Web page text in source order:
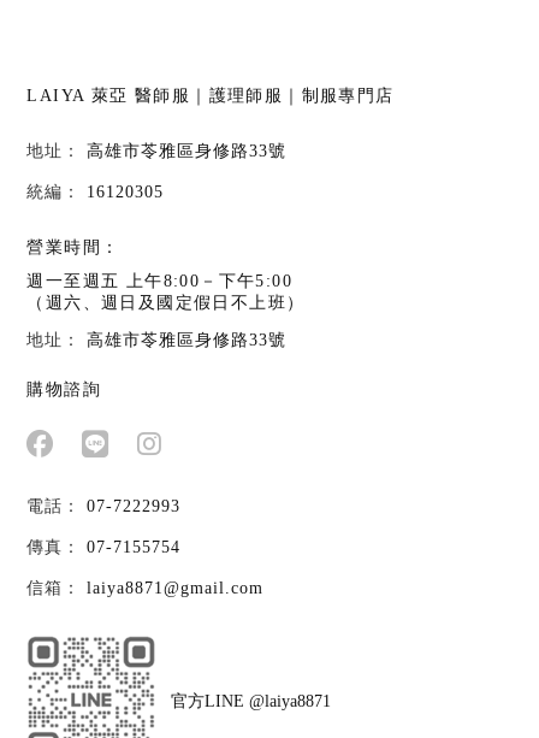
LAIYA 萊亞 醫師服｜護理師服｜制服專門店
高雄市苓雅區身修路33號
16120305
營業時間：
週一至週五 上午8:00－下午5:00
（週六、週日及國定假日不上班）
高雄市苓雅區身修路33號
購物諮詢
07-7222993
07-7155754
laiya8871@gmail.com
官方LINE @laiya8871